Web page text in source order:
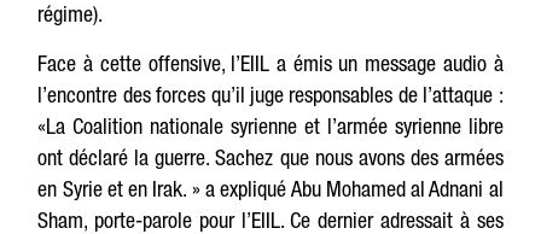
régime).
Face à cette offensive, l’EIIL a émis un message audio à
l’encontre des forces qu’il juge responsables de l’attaque :
«La Coalition nationale syrienne et l’armée syrienne libre
ont déclaré la guerre. Sachez que nous avons des armées
en Syrie et en Irak. » a expliqué Abu Mohamed al Adnani al
Sham, porte-parole pour l’EIIL. Ce dernier adressait à ses